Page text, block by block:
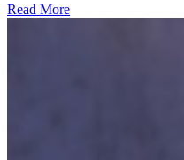
Read More